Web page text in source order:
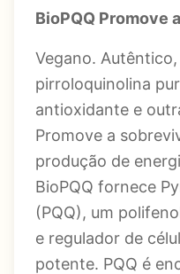
BioPQQ Promove
Vegano.
pirroloquinolina
antioxidante e
Promove a
produção de
BioPQQ fornece
(PQQ), um
e regulador de
potente. PQQ é